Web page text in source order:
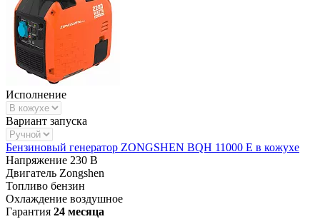
Исполнение
Вариант запуска
Бензиновый генератор ZONGSHEN BQH 11000 E в кожухе
Напряжение 230 В
Двигатель Zongshen
Топливо бензин
Охлаждение воздушное
Гарантия 24 месяца